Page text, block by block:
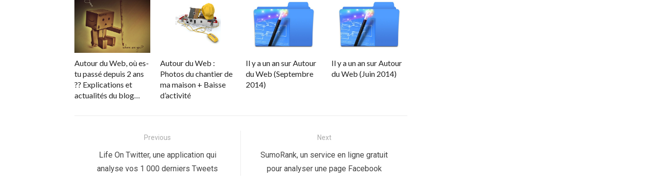
Autour du Web, où es-
tu passé depuis 2 ans
?? Explications et
actualités du blog…
Autour du Web :
Photos du chantier de
ma maison + Baisse
d’activité
Il y a un an sur Autour
du Web (Septembre
2014)
Il y a un an sur Autour
du Web (Juin 2014)
l’article
Previous
Previous
post:
Life On Twitter, une application qui
analyse vos 1 000 derniers Tweets
Next
Next
post:
SumoRank, un service en ligne gratuit
pour analyser une page Facebook